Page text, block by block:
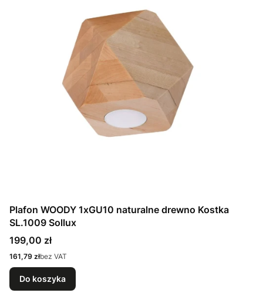
Plafon WOODY 1xGU10 naturalne drewno Kostka
SL.1009 Sollux
Cena
199,00 zł
Cena
161,79 złbez VAT
Do koszyka